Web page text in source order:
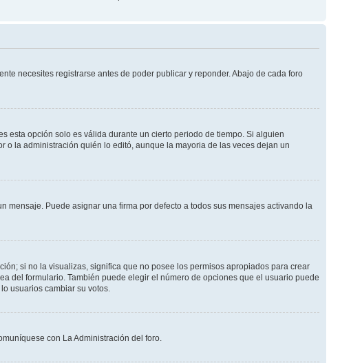
necesites registrarse antes de poder publicar y reponder. Abajo de cada foro
esta opción solo es válida durante un cierto periodo de tiempo. Si alguien
la administración quién lo editó, aunque la mayoria de las veces dejan un
mensaje. Puede asignar una firma por defecto a todos sus mensajes activando la
si no la visualizas, significa que no posee los permisos apropiados para crear
del formulario. También puede elegir el número de opciones que el usuario puede
usuarios cambiar su votos.
con La Administración del foro.